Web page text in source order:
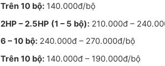
Trên 10 bộ: 140.000đ/bộ
2HP – 2.5HP (1 – 5 bộ): 210.000đ –
6 – 10 bộ: 240.000đ – 270.000đ/bộ
Trên 10 bộ: 140.000đ – 190.000đ/bộ